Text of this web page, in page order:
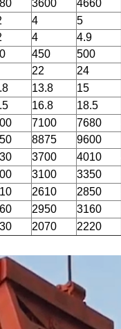
3600 4660
4 5
4 4.9
450 500
22 24
13.8 15
16.8 18.5
7100 7680
8875 9600
3700 4010
3100 3350
2610 2850
2950 3160
2070 2220